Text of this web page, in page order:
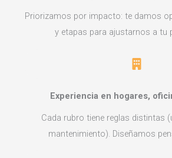
Priorizamos por impacto: te damos
y etapas para ajustarnos a tu
Experiencia en hogares,
Cada rubro tiene reglas distintas
mantenimiento). Diseñamos